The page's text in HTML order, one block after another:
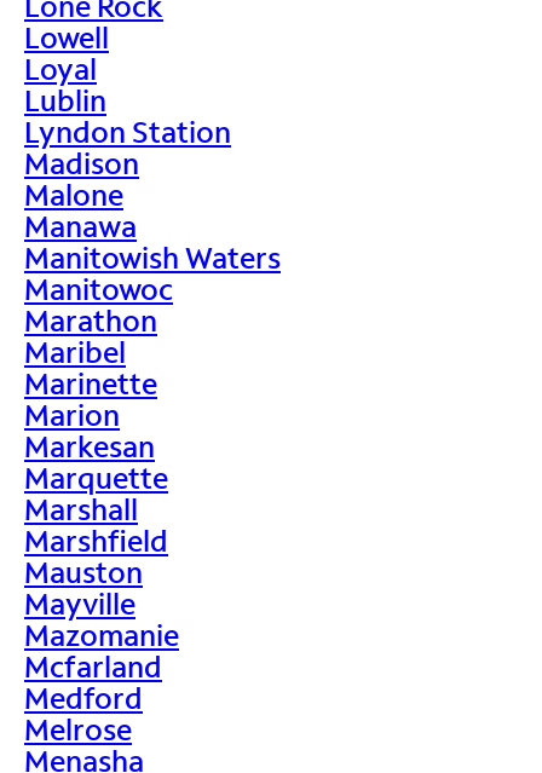
Lowell
Loyal
Lublin
Lyndon Station
Madison
Malone
Manawa
Manitowish Waters
Manitowoc
Marathon
Maribel
Marinette
Marion
Markesan
Marquette
Marshall
Marshfield
Mauston
Mayville
Mazomanie
Mcfarland
Medford
Melrose
Menasha